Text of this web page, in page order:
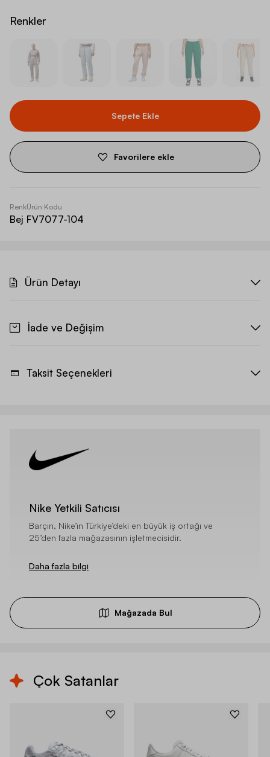
Renkler
Sepete Ekle
Favorilere ekle
Renk
Bej
Ürün Kodu
FV7077-104
Ürün Detayı
İade ve Değişim
Taksit Seçenekleri
Nike Yetkili Satıcısı
Barçın, Nike’ın Türkiye’deki en büyük iş ortağı ve
25’den fazla mağazasının işletmecisidir.
Daha fazla bilgi
Mağazada Bul
Çok Satanlar